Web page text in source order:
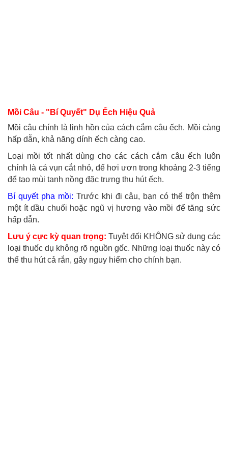
Mồi Câu - "Bí Quyết" Dụ Ếch Hiệu Quả
Mồi câu chính là linh hồn của cách cắm câu ếch. Mồi càng
hấp dẫn, khả năng dính ếch càng cao.
Loại mồi tốt nhất dùng cho các cách cắm câu ếch luôn
chính là cá vụn cắt nhỏ, để hơi ươn trong khoảng 2-3 tiếng
để tạo mùi tanh nồng đặc trưng thu hút ếch.
Bí quyết pha mồi: Trước khi đi câu, bạn có thể trộn thêm
một ít dầu chuối hoặc ngũ vị hương vào mồi để tăng sức
hấp dẫn.
Lưu ý cực kỳ quan trọng: Tuyệt đối KHÔNG sử dụng các
loại thuốc dụ không rõ nguồn gốc. Những loại thuốc này có
thể thu hút cả rắn, gây nguy hiểm cho chính bạn.